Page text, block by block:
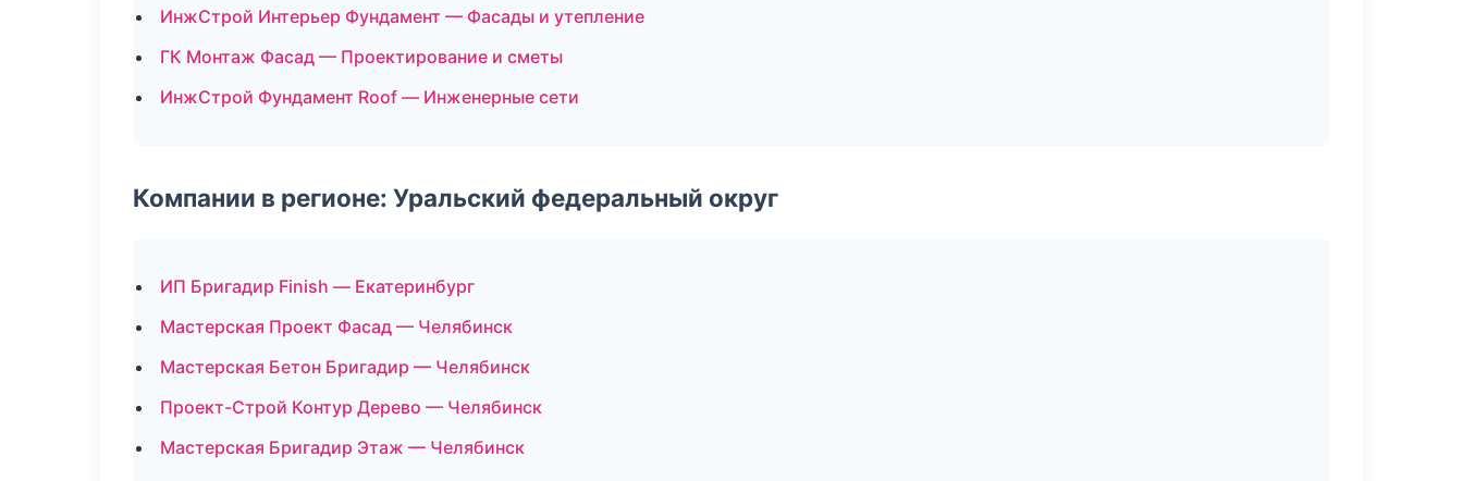
ИнжСтрой Интерьер Фундамент — Фасады и утепление
ГК Монтаж Фасад — Проектирование и сметы
ИнжСтрой Фундамент Roof — Инженерные сети
Компании в регионе: Уральский федеральный округ
ИП Бригадир Finish — Екатеринбург
Мастерская Проект Фасад — Челябинск
Мастерская Бетон Бригадир — Челябинск
Проект-Строй Контур Дерево — Челябинск
Мастерская Бригадир Этаж — Челябинск